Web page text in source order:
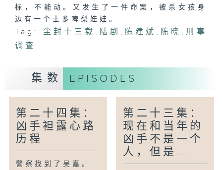
标，不能动。又发生了一件命案，被杀女孩身
边有一个士多啤梨娃娃。
Tag: 尘封十三载 , 陆剧 , 陈建斌 , 陈晓 ,刑事
调查
集数 EPISODES
第二十四集：
凶手袒露心路
历程
警察找到了吴嘉。
第二十三集：
现在和当年的
凶手不是一个
人，但是...